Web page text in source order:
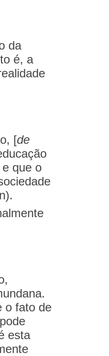
da
é, a
[de
que o
o fato de
esta